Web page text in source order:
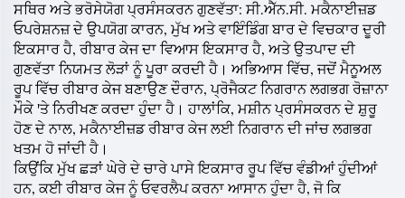
ਸਥਿਰ ਅਤੇ ਭਰੋਸੇਯੋਗ ਪ੍ਰਸੰਸਕਰਨ ਗੁਣਵੱਤਾ: ਸੀ.ਐੱਨ.ਸੀ. ਮਕੈਨਾਈਜ਼ਡ
ਓਪਰੇਸ਼ਨਜ਼ ਦੇ ਉਪਯੋਗ ਕਾਰਨ, ਮੁੱਖ ਅਤੇ ਵਾਇੰਡਿੰਗ ਬਾਰ ਦੇ ਵਿਚਕਾਰ ਦੂਰੀ
ਇਕਸਾਰ ਹੈ, ਰੀਬਾਰ ਕੇਜ ਦਾ ਵਿਆਸ ਇਕਸਾਰ ਹੈ, ਅਤੇ ਉਤਪਾਦ ਦੀ
ਗੁਣਵੱਤਾ ਨਿਯਮਤ ਲੋੜਾਂ ਨੂੰ ਪੂਰਾ ਕਰਦੀ ਹੈ। ਅਭਿਆਸ ਵਿੱਚ, ਜਦੋਂ ਮੈਨੂਅਲ
ਰੂਪ ਵਿੱਚ ਰੀਬਾਰ ਕੇਜ ਬਣਾਉਣ ਦੌਰਾਨ, ਪ੍ਰੋਜੈਕਟ ਨਿਗਰਾਨ ਲਗਭਗ ਰੋਜ਼ਾਨਾ
ਮੌਕੇ 'ਤੇ ਨਿਰੀਖਣ ਕਰਦਾ ਹੁੰਦਾ ਹੈ। ਹਾਲਾਂਕਿ, ਮਸ਼ੀਨ ਪ੍ਰਸੰਸਕਰਨ ਦੇ ਸ਼ੁਰੂ
ਹੋਣ ਦੇ ਨਾਲ, ਮਕੈਨਾਈਜ਼ਡ ਰੀਬਾਰ ਕੇਜ ਲਈ ਨਿਗਰਾਨ ਦੀ ਜਾਂਚ ਲਗਭਗ
ਖਤਮ ਹੋ ਜਾਂਦੀ ਹੈ।
ਕਿਉਂਕਿ ਮੁੱਖ ਛੜਾਂ ਘੇਰੇ ਦੇ ਚਾਰੇ ਪਾਸੇ ਇਕਸਾਰ ਰੂਪ ਵਿੱਚ ਵੰਡੀਆਂ ਹੁੰਦੀਆਂ
ਹਨ, ਕਈ ਰੀਬਾਰ ਕੇਜ ਨੂੰ ਓਵਰਲੈਪ ਕਰਨਾ ਆਸਾਨ ਹੁੰਦਾ ਹੈ, ਜੋ ਕਿ